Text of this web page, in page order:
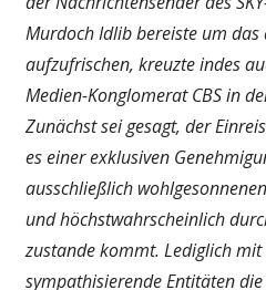
Murdoch Idlib bereiste um
aufzufrischen, kreuzte indes
Medien-Konglomerat CBS in
Zunächst sei gesagt, der
es einer exklusiven
ausschließlich
und höchstwahrscheinlich
zustande kommt. Lediglich
sympathisierende Entitäten